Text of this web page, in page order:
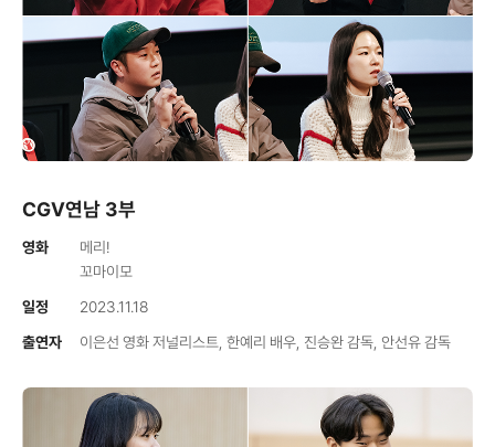
CGV연남 3부
영화
메리!
꼬마이모
일정
2023.11.18
출연자
이은선 영화 저널리스트, 한예리 배우, 진승완 감독, 안선유 감독